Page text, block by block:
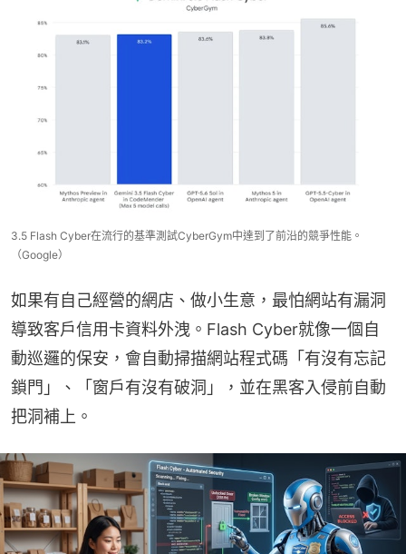
3.5 Flash Cyber​​在流行的基準測試Cyber​​Gym中達到了前沿的競爭性能。
（Google）
如果有自己經營的網店、做小生意，最怕網站有漏洞
導致客戶信用卡資料外洩。Flash Cyber就像一個自
動巡邏的保安，會自動掃描網站程式碼「有沒有忘記
鎖門」、「窗戶有沒有破洞」，並在黑客入侵前自動
把洞補上。